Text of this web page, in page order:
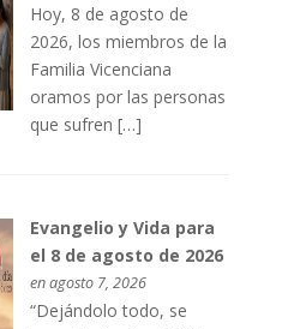
Hoy, 8 de agosto de
2026, los miembros de la
Familia Vicenciana
oramos por las personas
que sufren […]
Evangelio y Vida para
el 8 de agosto de 2026
en agosto 7, 2026
“Dejándolo todo, se